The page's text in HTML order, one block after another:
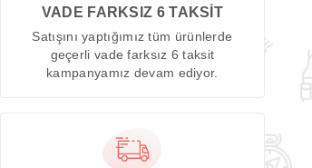
VADE FARKSIZ 6 TAKSİT
Satışını yaptığımız tüm ürünlerde
geçerli vade farksız 6 taksit
kampanyamız devam ediyor.